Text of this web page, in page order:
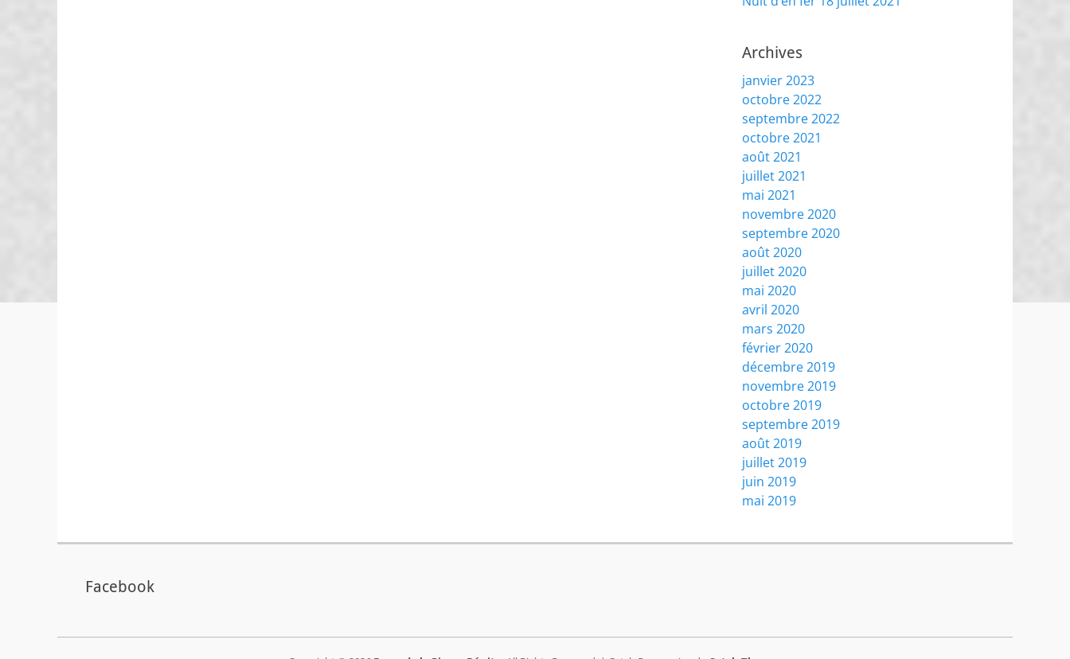
Archives
janvier 2023
octobre 2022
septembre 2022
octobre 2021
août 2021
juillet 2021
mai 2021
novembre 2020
septembre 2020
août 2020
juillet 2020
mai 2020
avril 2020
mars 2020
février 2020
décembre 2019
novembre 2019
octobre 2019
septembre 2019
août 2019
juillet 2019
juin 2019
mai 2019
Facebook